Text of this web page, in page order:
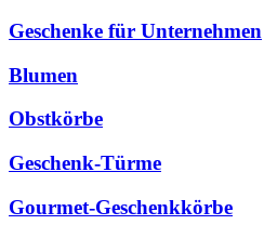
Geschenke für Unternehmen
Blumen
Obstkörbe
Geschenk-Türme
Gourmet-Geschenkkörbe